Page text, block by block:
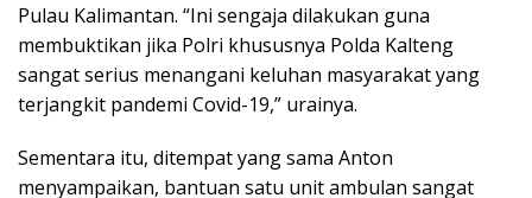
Pulau Kalimantan. “Ini sengaja dilakukan guna
membuktikan jika Polri khususnya Polda Kalteng
sangat serius menangani keluhan masyarakat yang
terjangkit pandemi Covid-19,” urainya.
Sementara itu, ditempat yang sama Anton
menyampaikan, bantuan satu unit ambulan sangat